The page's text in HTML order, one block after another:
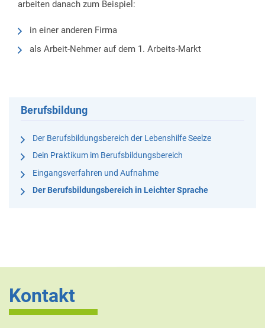
arbeiten danach zum Beispiel:
in einer anderen Firma
als Arbeit-Nehmer auf dem 1. Arbeits-Markt
Berufsbildung
Der Berufsbildungsbereich der Lebenshilfe Seelze
Dein Praktikum im Berufsbildungsbereich
Eingangsverfahren und Aufnahme
Der Berufsbildungsbereich in Leichter Sprache
Kontakt